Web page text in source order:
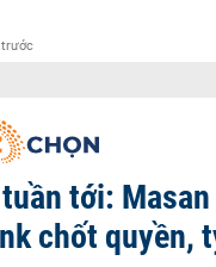
trước
tới: Masan
chốt quyền,